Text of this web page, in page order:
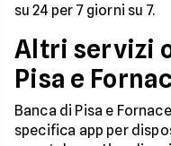
su 24 per 7 giorni su 7.
Altri servizi
Pisa e
Banca di Pisa e
specifica app per